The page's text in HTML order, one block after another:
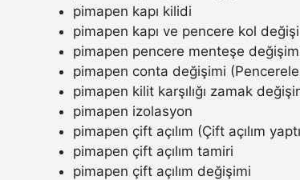
pimapen kapı kilidi
pimapen kapı ve pencere kol
pimapen pencere menteşe
pimapen conta değişimi
pimapen kilit karşılığı zamak
pimapen izolasyon
pimapen çift açılım (Çift açılım
pimapen çift açılım tamiri
pimapen çift açılım değişimi